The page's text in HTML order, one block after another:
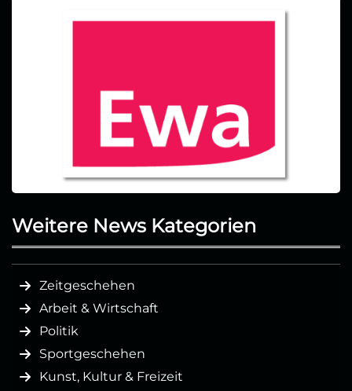
Weitere News Kategorien
Zeitgeschehen
Arbeit & Wirtschaft
Politik
Sportgeschehen
Kunst, Kultur & Freizeit